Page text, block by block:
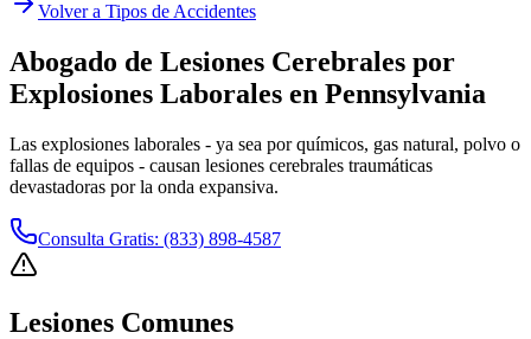
Volver a Tipos de Accidentes
Abogado de Lesiones Cerebrales por
Explosiones Laborales en Pennsylvania
Las explosiones laborales - ya sea por químicos, gas natural, polvo o
fallas de equipos - causan lesiones cerebrales traumáticas
devastadoras por la onda expansiva.
Consulta Gratis: (833) 898-4587
Lesiones Comunes